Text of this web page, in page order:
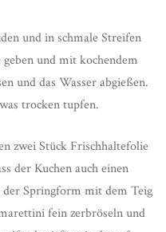
und in schmale Streifen
geben und mit kochendem
und das Wasser abgießen.
trocken tupfen.
zwei Stück Frischhaltefolie
der Kuchen auch einen
Springform mit dem Teig
fein zerbröseln und